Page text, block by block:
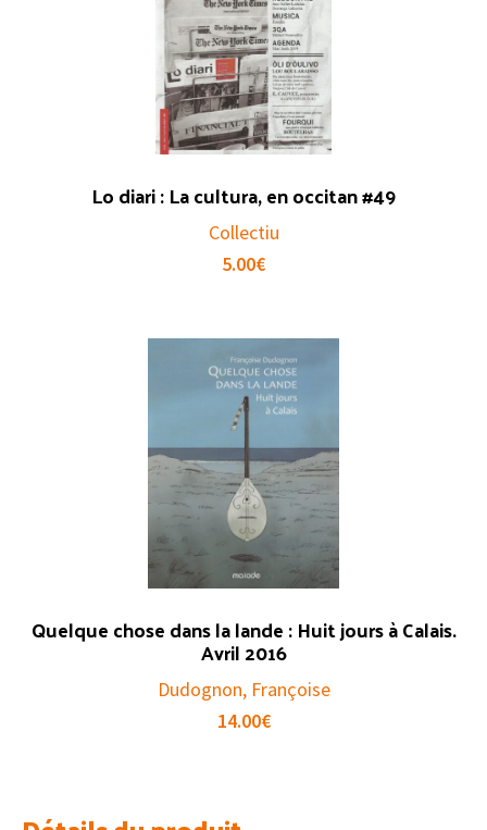
Lo diari : La cultura, en occitan #49
Collectiu
5.00€
Quelque chose dans la lande : Huit jours à Calais.
Avril 2016
Dudognon, Françoise
14.00€